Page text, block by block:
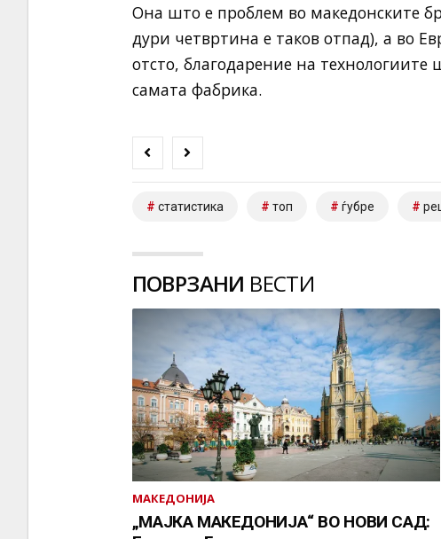
Она што е проблем во македонските
дури четвртина е таков отпад), а во
отсто, благодарение на
самата фабрика.
статистика топ ѓубре
ПОВРЗАНИ ВЕСТИ
МАКЕДОНИЈА
„МАЈКА МАКЕДОНИЈА“ ВО НОВИ САД: